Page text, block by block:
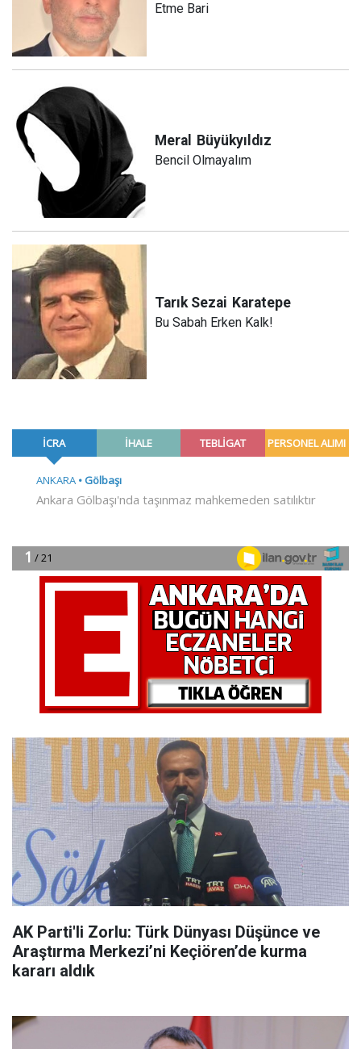
Etme Bari
Meral Büyükyıldız
Bencil Olmayalım
Tarık Sezai Karatepe
Bu Sabah Erken Kalk!
AK Parti'li Zorlu: Türk Dünyası Düşünce ve
Araştırma Merkezi’ni Keçiören’de kurma
kararı aldık